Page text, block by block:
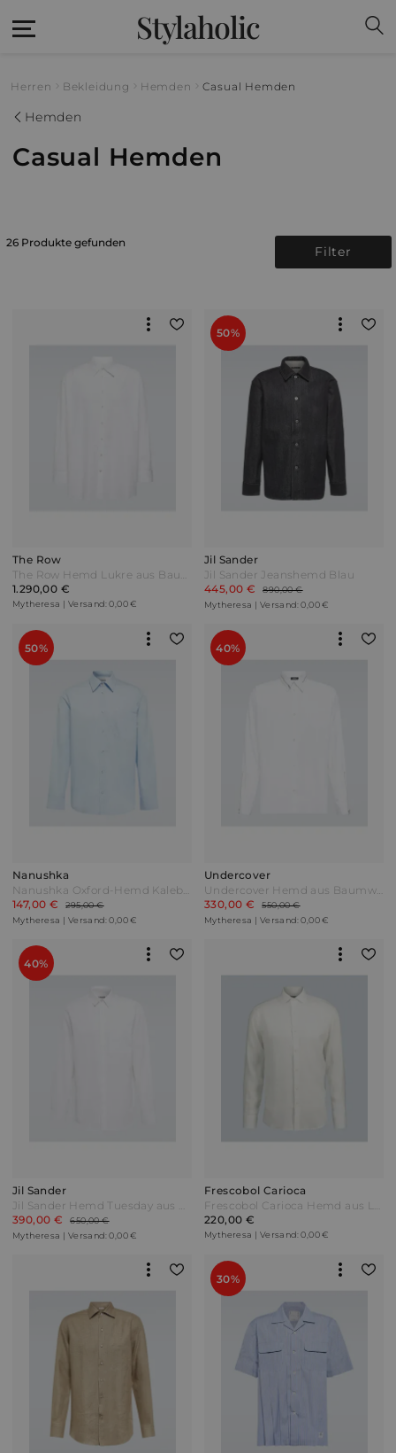
Stylaholic
Herren Bekleidung Hemden Casual Hemden
Hemden
Casual Hemden
26 Produkte gefunden
Filter
The Row
The Row Hemd Lukre aus Baumwolle Weiß
1.290,00 €
Mytheresa | Versand: 0,00 €
50%
Jil Sander
Jil Sander Jeanshemd Blau
445,00 €
890,00 €
Mytheresa | Versand: 0,00 €
50%
Nanushka
Nanushka Oxford-Hemd Kaleb aus Baumwolle Blau
147,00 €
295,00 €
Mytheresa | Versand: 0,00 €
40%
Undercover
Undercover Hemd aus Baumwolle Weiß
330,00 €
550,00 €
Mytheresa | Versand: 0,00 €
40%
Jil Sander
Jil Sander Hemd Tuesday aus Baumwolle Weiß
390,00 €
650,00 €
Mytheresa | Versand: 0,00 €
Frescobol Carioca
Frescobol Carioca Hemd aus Leinen Weiß
220,00 €
Mytheresa | Versand: 0,00 €
30%